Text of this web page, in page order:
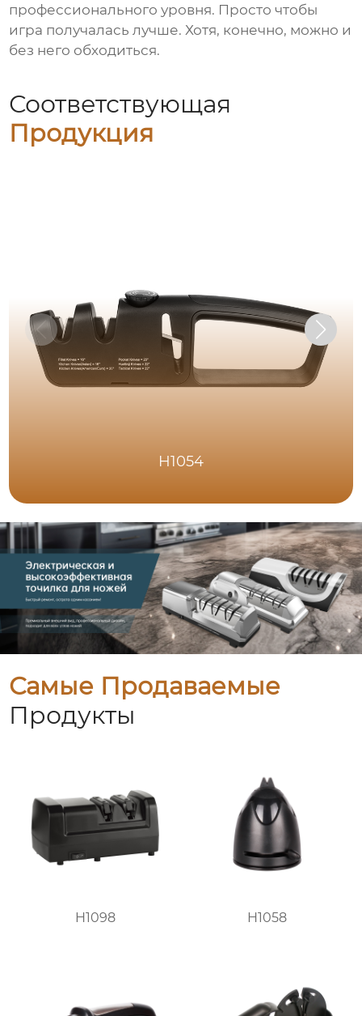
профессионального уровня. Просто чтобы
игра получалась лучше. Хотя, конечно, можно и
без него обходиться.
Соответствующая
Продукция
H1054
Самые Продаваемые
Продукты
H1098 H1058